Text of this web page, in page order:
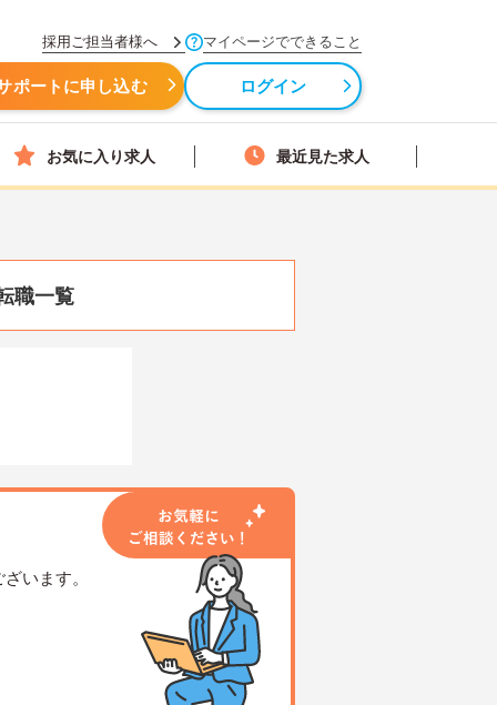
採用ご担当者様へ マイページでできること
ポートに申し込む ログイン
お気に入り求人 最近見た求人
職一覧
います。